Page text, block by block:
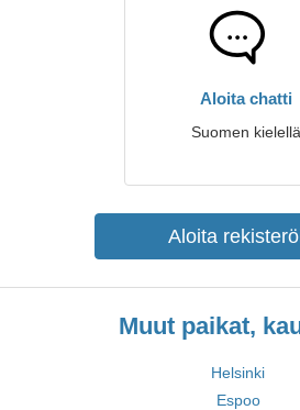
Aloita chatti
Suomen kielellä
Aloita
Muut paikat,
Helsinki
Espoo